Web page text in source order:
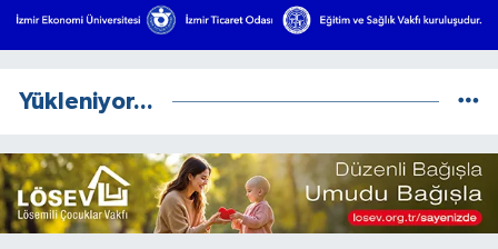
Yükleniyor...